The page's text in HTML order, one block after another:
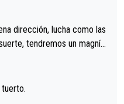
dirección, lucha como las
tendremos un magnífi